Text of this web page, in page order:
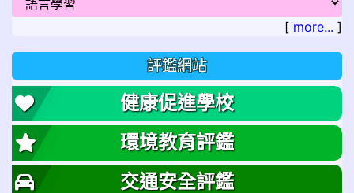
[ more... ]
評鑑網站
健康促進學校
環境教育評鑑
交通安全評鑑